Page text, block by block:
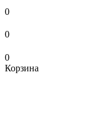
0
0
0
Корзина